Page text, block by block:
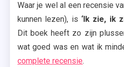
Waar je wel al een recensie
kunnen lezen), is ‘Ik zie, ik
Dit boek heeft zo zijn
wat goed was en wat ik
complete recensie.